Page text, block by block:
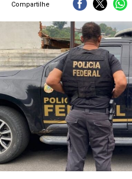
Compartilhe